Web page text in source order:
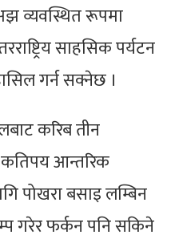
व्यवस्थित रूपमा
साहसिक पर्यटन
गर्न सक्नेछ ।
करिब तीन
कतिपय आन्तरिक
पोखरा बसाइ लम्बिन
गरेर फर्कन पनि सकिने